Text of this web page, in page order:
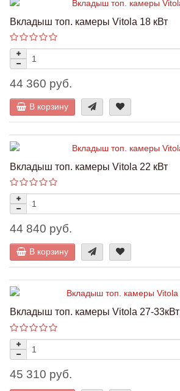
Вкладыш топ. камеры Vitola 18 кВт
44 360 руб.
В корзину
Вкладыш топ. камеры Vitola 22 кВт
44 840 руб.
В корзину
Вкладыш топ. камеры Vitola 27-33кВт
45 310 руб.